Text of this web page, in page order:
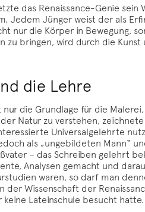
das Renaissance-Genie
Jedem Jünger weist der als
nur die Körper in Bewegung,
zu bringen, wird durch die
die Lehre
die Grundlage für die
Natur zu verstehen,
Universalgelehrte
als „ungebildeten Mann“
– das Schreiben gelehrt
Analysen gemacht und
waren, so darf man
Wissenschaft der
Lateinschule besucht